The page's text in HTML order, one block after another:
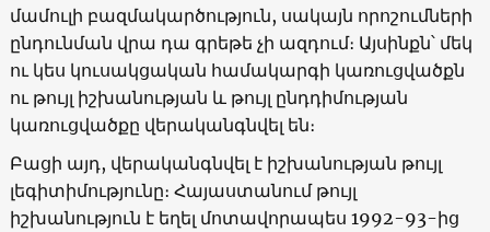
մամուլի բազմակարծություն, սակայն որոշումների
ընդունման վրա դա գրեթե չի ազդում։ Այսինքն՝ մեկ
ու կես կուսակցական համակարգի կառուցվածքն
ու թույլ իշխանության և թույլ ընդդիմության
կառուցվածքը վերականգնվել են։
Բացի այդ, վերականգնվել է իշխանության թույլ
լեգիտիմությունը։ Հայաստանում թույլ
իշխանություն է եղել մոտավորապես 1992-93-ից